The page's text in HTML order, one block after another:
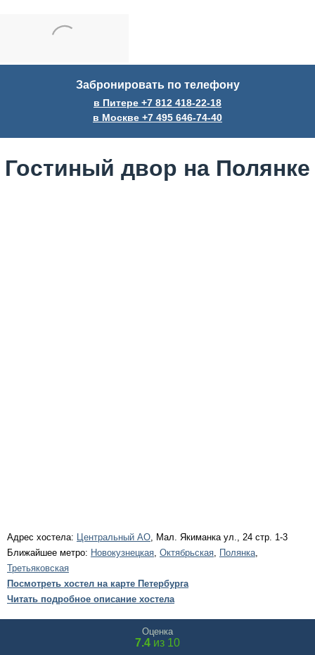
Забронировать по телефону
в Питере +7 812 418-22-18
в Москве +7 495 646-74-40
Гостиный двор на Полянке
Адрес хостела: Центральный АО, Мал. Якиманка ул., 24 стр. 1-3
Ближайшее метро: Новокузнецкая, Октябрьская, Полянка,
Третьяковская
Посмотреть хостел на карте Петербурга
Читать подробное описание хостела
Оценка
7.4 из 10